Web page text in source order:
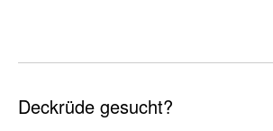
Deckrüde gesucht?